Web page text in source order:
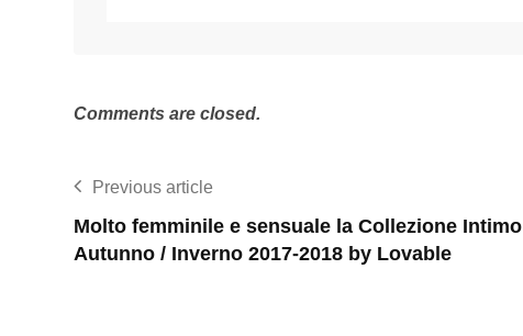
Comments are closed.
Previous article
Molto femminile e sensuale la Collezione Intimo
Autunno / Inverno 2017-2018 by Lovable